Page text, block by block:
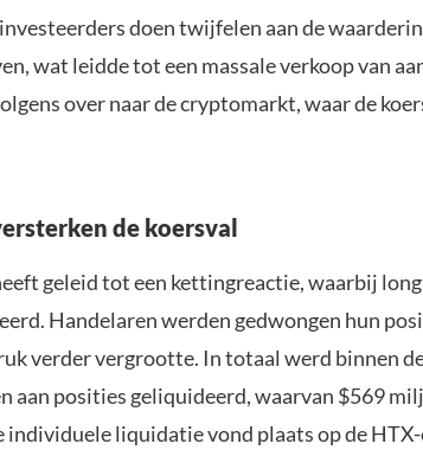
doen twijfelen aan de
wat leidde tot een massale verkoop van
over naar de cryptomarkt, waar de
de koersval
geleid tot een kettingreactie, waarbij
Handelaren werden gedwongen hun
verder vergrootte. In totaal werd binnen
aan posities geliquideerd, waarvan $569
liquidatie vond plaats op de HTX-